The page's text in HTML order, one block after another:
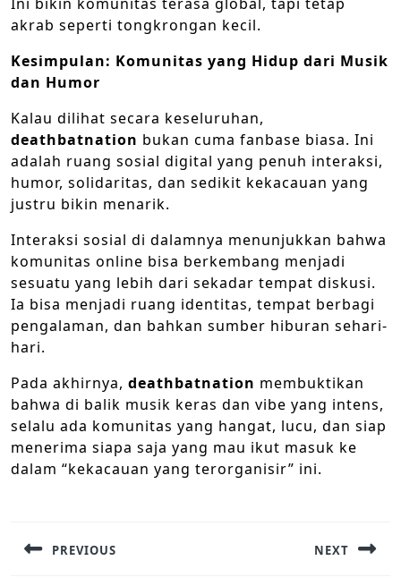
akrab seperti tongkrongan kecil.
Kesimpulan: Komunitas yang Hidup dari Musik
dan Humor
Kalau dilihat secara keseluruhan,
deathbatnation bukan cuma fanbase biasa. Ini
adalah ruang sosial digital yang penuh interaksi,
humor, solidaritas, dan sedikit kekacauan yang
justru bikin menarik.
Interaksi sosial di dalamnya menunjukkan bahwa
komunitas online bisa berkembang menjadi
sesuatu yang lebih dari sekadar tempat diskusi.
Ia bisa menjadi ruang identitas, tempat berbagi
pengalaman, dan bahkan sumber hiburan sehari-
hari.
Pada akhirnya, deathbatnation membuktikan
bahwa di balik musik keras dan vibe yang intens,
selalu ada komunitas yang hangat, lucu, dan siap
menerima siapa saja yang mau ikut masuk ke
dalam “kekacauan yang terorganisir” ini.
PREVIOUS NEXT